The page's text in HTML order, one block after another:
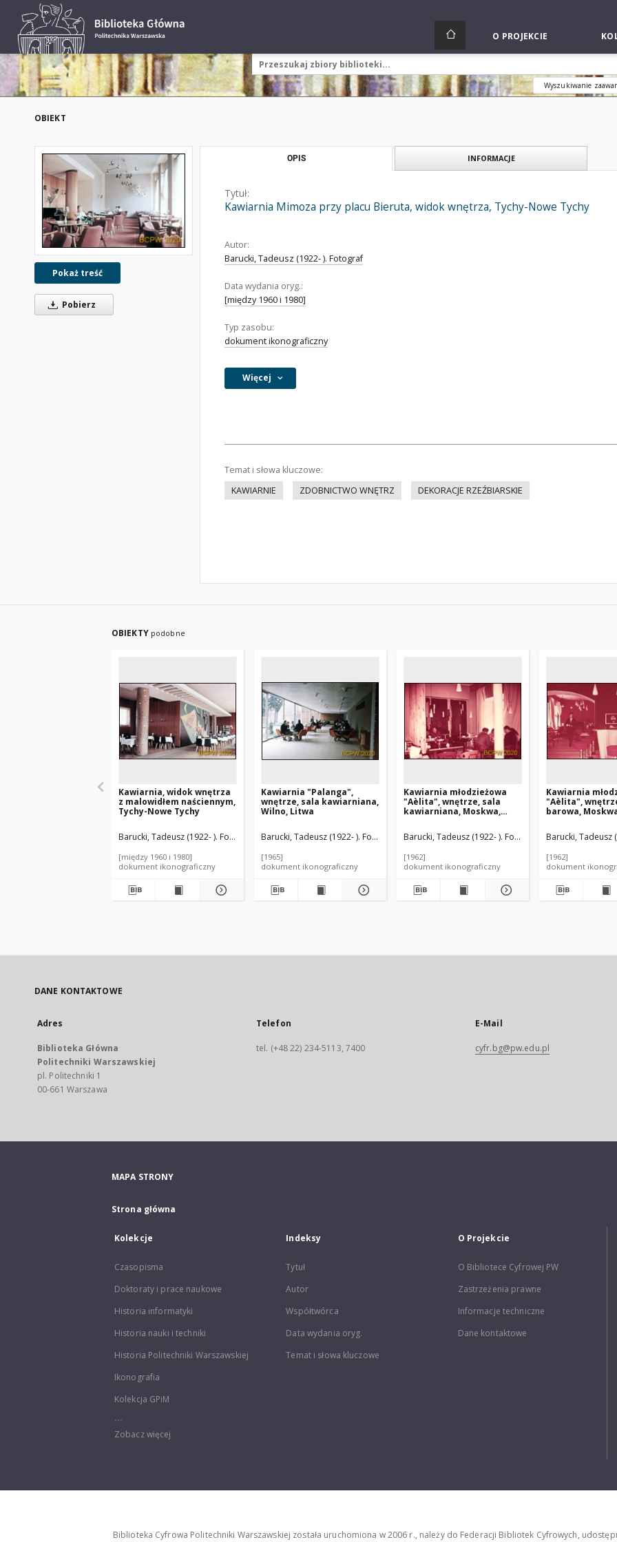
O PROJEKCIE
Wyszukiwanie
OBIEKT
Pokaż treść
Pobierz
OPIS INFORMACJE
Tytuł:
Kawiarnia Mimoza przy placu Bieruta, widok wnętrza, Tychy-Nowe Tychy
Autor:
Barucki, Tadeusz (1922- ). Fotograf
Data wydania oryg.:
[między 1960 i 1980]
Typ zasobu:
dokument ikonograficzny
Więcej
Temat i słowa kluczowe:
KAWIARNIE
ZDOBNICTWO WNĘTRZ DEKORACJE RZEŹBIARSKIE
OBIEKTY podobne
Kawiarnia, widok wnętrza
z malowidłem naściennym,
Tychy-Nowe Tychy
Barucki, Tadeusz (1922- ). Fotograf
[między 1960 i 1980]
dokument ikonograficzny
Kawiarnia "Palanga",
wnętrze, sala kawiarniana,
Wilno, Litwa
Barucki, Tadeusz (1922- ). Fotograf
[1965]
dokument ikonograficzny
Kawiarnia młodzieżowa
"Aèlita", wnętrze, sala
kawiarniana, Moskwa,
Barucki, Tadeusz (1922- ). Fotograf
Anisimov,
[1962]
dokument ikonograficzny
Kawiarnia
"Aèlita",
barowa,
Barucki, Tadeusz
[1962]
dokument
DANE KONTAKTOWE
Adres
Biblioteka Główna
Politechniki Warszawskiej
pl. Politechniki 1
00-661 Warszawa
Telefon
tel. (+48 22) 234-5113, 7400
E-Mail
cyfr.bg@pw.edu.pl
MAPA STRONY
Strona główna
Kolekcje
Czasopisma
Doktoraty i prace naukowe
Historia informatyki
Historia nauki i techniki
Historia Politechniki Warszawskiej
Ikonografia
Kolekcja GPiM
...
Zobacz więcej
Indeksy
Tytuł
Autor
Współtwórca
Data wydania oryg.
Temat i słowa kluczowe
O Projekcie
O Bibliotece Cyfrowej PW
Zastrzeżenia prawne
Informacje techniczne
Dane kontaktowe
Biblioteka Cyfrowa Politechniki Warszawskiej została uruchomiona w 2006 r., należy do Federacji Bibliotek Cyfrowych,